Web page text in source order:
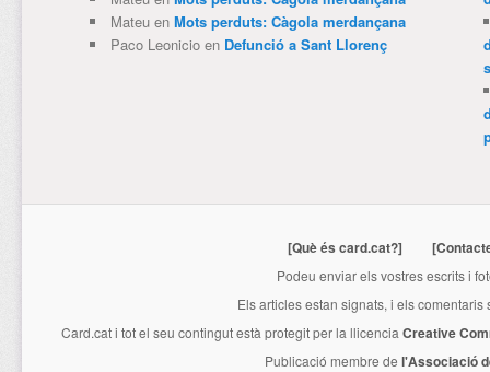
Mateuen Mots perduts: Càgola merdançana
Paco Leonicioen Defunció a Sant Llorenç
[Què és card.cat?]
Podeu enviar els vostres escrits i
Els articles estan signats, i els
Card.cati tot el seu contingut està protegit per la llicencia Creative
Publicació membre de l'Associació